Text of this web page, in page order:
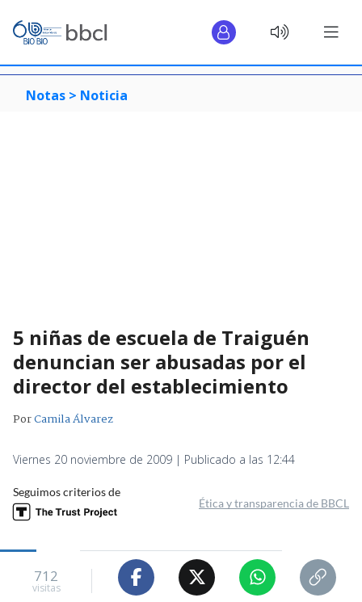
Notas > Noticia
5 niñas de escuela de Traiguén
denuncian ser abusadas por el
director del establecimiento
PorCamila Álvarez
Viernes 20 noviembre de 2009 | Publicado a las 12:44
Seguimos criterios de
Ética y transparencia de BBCL
712
visitas